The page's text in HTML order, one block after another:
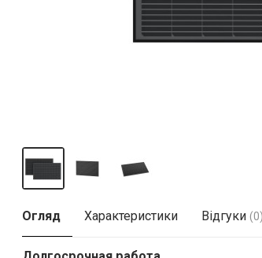
Огляд Характеристики Відгуки (0)